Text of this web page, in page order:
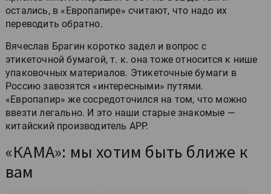
остались, в «Европапире» считают, что надо их
переводить обратно.
Вячеслав Брагин коротко задел и вопрос с
этикеточной бумагой, т. к. она тоже относится к нише
упаковочных материалов. Этикеточные бумаги в
Россию завозятся «интересными» путями.
«Европапир» же сосредоточился на том, что можно
ввезти легально. И это наши старые знакомые —
китайский производитель APP.
«КАМА»: мы хотим быть ближе к
вам